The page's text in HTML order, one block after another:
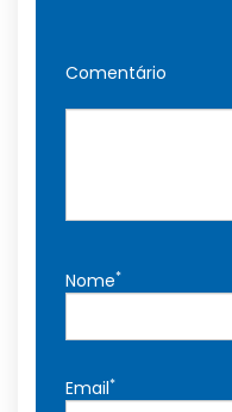
Comentário
Nome*
Email*